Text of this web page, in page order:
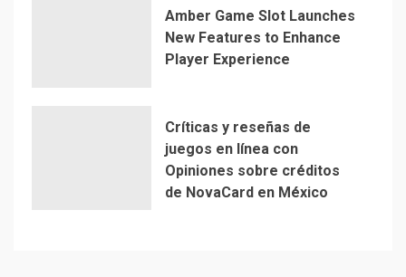
Amber Game Slot Launches
New Features to Enhance
Player Experience
Críticas y reseñas de
juegos en línea con
Opiniones sobre créditos
de NovaCard en México